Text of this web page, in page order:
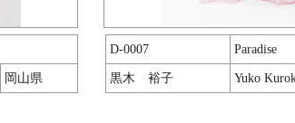
岡山県
D-0007 Paradise
黒木 裕子 Yuko